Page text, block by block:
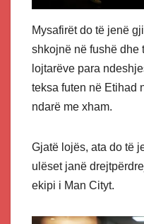
Mysafirët do të jenë
shkojnë në fushë dhe
lojtarëve para
teksa futen në Etihad
ndarë me xham.
Gjatë lojës, ata do të
ulëset janë
ekipi i Man Cityt.